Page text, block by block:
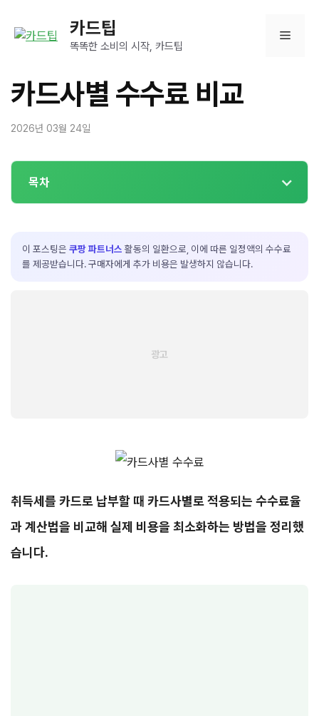
카드팁
똑똑한 소비의 시작, 카드팁
메
카드사별 수수료 비교
2026년 03월 24일
목차
이 포스팅은 쿠팡 파트너스 활동의 일환으로, 이에 따른 일정액의 수수료
를 제공받습니다. 구매자에게 추가 비용은 발생하지 않습니다.
취득세를 카드로 납부할 때 카드사별로 적용되는 수수료율
과 계산법을 비교해 실제 비용을 최소화하는 방법을 정리했
습니다.